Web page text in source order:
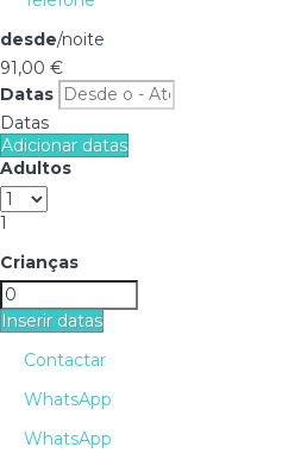
desde/noite
91,00 €
Datas
Datas
Adicionar datas
Adultos
1
Crianças
Inserir datas
Contactar
WhatsApp
WhatsApp